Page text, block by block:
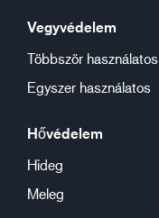
Vegyvédelem
Többször használatos
Egyszer használatos
Hővédelem
Hideg
Meleg